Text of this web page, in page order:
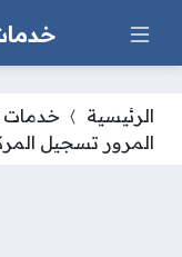
الرئيسية خدمات
المرور تسجيل